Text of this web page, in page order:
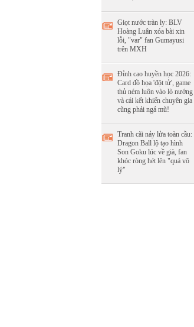
Giọt nước tràn ly: BLV
Hoàng Luân xóa bài xin
lỗi, "var" fan Gumayusi
trên MXH
Đỉnh cao huyền học 2026:
Card đồ họa 'đột tử', game
thủ ném luôn vào lò nướng
và cái kết khiến chuyên gia
cũng phải ngả mũ!
Tranh cãi nảy lửa toàn cầu:
Dragon Ball lộ tạo hình
Son Goku lúc về già, fan
khóc ròng hét lên "quá vô
lý"